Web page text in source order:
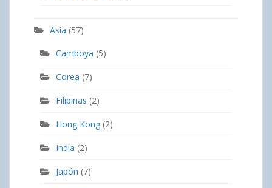
Asia (57)
Camboya (5)
Corea (7)
Filipinas (2)
Hong Kong (2)
India (2)
Japón (7)